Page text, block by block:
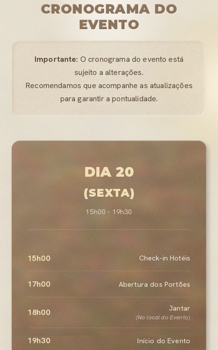
CRONOGRAMA DO
EVENTO
Importante: O cronograma do evento está
sujeito a alterações.
Recomendamos que acompanhe as atualizações
para garantir a pontualidade.
DIA 20
(SEXTA)
15h00 - 19h30
15h00 Check-in Hotéis
17h00 Abertura dos Portões
18h00 Jantar
(No local do Evento)
19h30 Início do Evento